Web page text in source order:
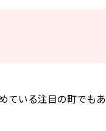
ている注目の町でもあ